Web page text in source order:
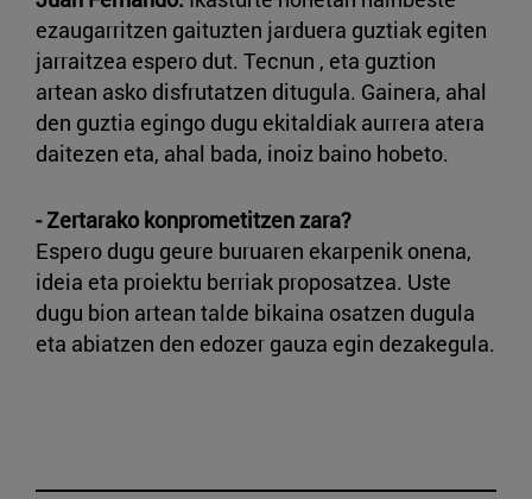
ezaugarritzen gaituzten jarduera guztiak egiten
jarraitzea espero dut. Tecnun , eta guztion
artean asko disfrutatzen ditugula. Gainera, ahal
den guztia egingo dugu ekitaldiak aurrera atera
daitezen eta, ahal bada, inoiz baino hobeto.
- Zertarako konprometitzen zara?
Espero dugu geure buruaren ekarpenik onena,
ideia eta proiektu berriak proposatzea. Uste
dugu bion artean talde bikaina osatzen dugula
eta abiatzen den edozer gauza egin dezakegula.